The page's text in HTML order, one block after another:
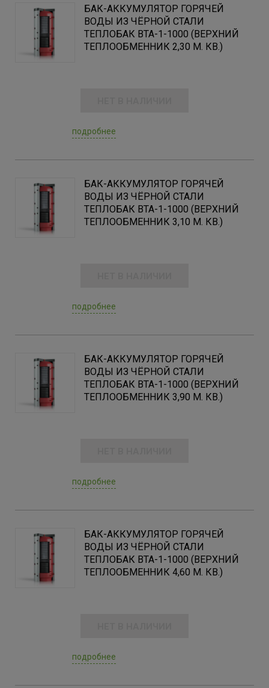
БАК-АККУМУЛЯТОР ГОРЯЧЕЙ
ВОДЫ ИЗ ЧЁРНОЙ СТАЛИ
ТЕПЛОБАК ВТА-1-1000 (ВЕРХНИЙ
ТЕПЛООБМЕННИК 2,30 М. КВ.)
подробнее
БАК-АККУМУЛЯТОР ГОРЯЧЕЙ
ВОДЫ ИЗ ЧЁРНОЙ СТАЛИ
ТЕПЛОБАК ВТА-1-1000 (ВЕРХНИЙ
ТЕПЛООБМЕННИК 3,10 М. КВ.)
подробнее
БАК-АККУМУЛЯТОР ГОРЯЧЕЙ
ВОДЫ ИЗ ЧЁРНОЙ СТАЛИ
ТЕПЛОБАК ВТА-1-1000 (ВЕРХНИЙ
ТЕПЛООБМЕННИК 3,90 М. КВ.)
подробнее
БАК-АККУМУЛЯТОР ГОРЯЧЕЙ
ВОДЫ ИЗ ЧЁРНОЙ СТАЛИ
ТЕПЛОБАК ВТА-1-1000 (ВЕРХНИЙ
ТЕПЛООБМЕННИК 4,60 М. КВ.)
подробнее